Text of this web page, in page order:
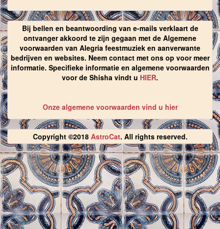
Bij bellen en beantwoording van e-mails verklaart de
ontvanger akkoord te zijn gegaan met de Algemene
voorwaarden van Alegria feestmuziek en aanverwante
bedrijven en websites. Neem contact met ons op voor meer
informatie. Specifieke informatie en algemene voorwaarden
voor de Shisha vindt u HIER.
Onze algemene voorwaarden vind u hier
Copyright ©2018 AstroCat. All rights reserved.